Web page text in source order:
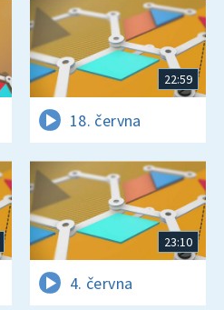
22:59
18. června
23:10
4. června